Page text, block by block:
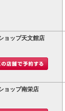
ョップ天文館店
ョップ南栄店